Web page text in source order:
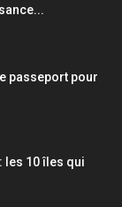
passeport pour
les 10 îles qui